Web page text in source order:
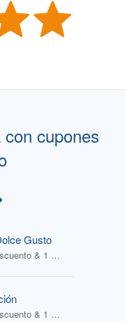
cupones
Gusto
1 Cupón descuento & 1 Oferta
1 Cupón descuento & 1 Oferta